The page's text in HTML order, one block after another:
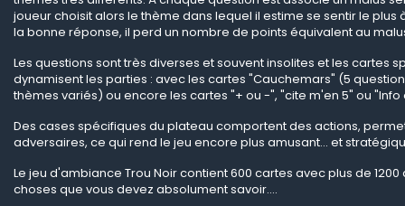
joueur choisit alors le thème dans lequel il estime se sentir le plus
la bonne réponse, il perd un nombre de points équivalent au
Les questions sont très diverses et souvent insolites et les cartes
dynamisent les parties : avec les cartes "Cauchemars" (5
thèmes variés) ou encore les cartes "+ ou -", "cite m'en 5" ou "Info
Des cases spécifiques du plateau comportent des actions,
adversaires, ce qui rend le jeu encore plus amusant... et
Le jeu d'ambiance Trou Noir contient 600 cartes avec plus de
choses que vous devez absolument savoir....